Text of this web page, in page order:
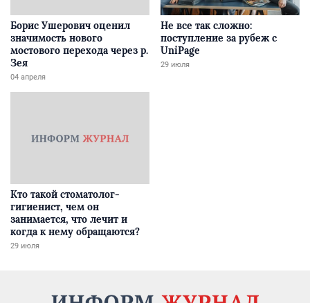
Борис Ушерович оценил
значимость нового
мостового перехода через р.
Зея
04 апреля
Не все так сложно:
поступление за рубеж с
UniPage
29 июля
Кто такой стоматолог-
гигиенист, чем он
занимается, что лечит и
когда к нему обращаются?
29 июля